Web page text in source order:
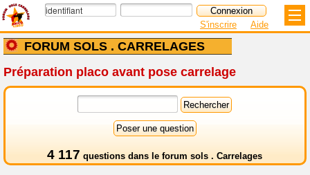
FORUM SOLS . CARRELAGES
S'inscrire Aide
Préparation placo avant pose carrelage
4 117 questions dans le forum sols . Carrelages